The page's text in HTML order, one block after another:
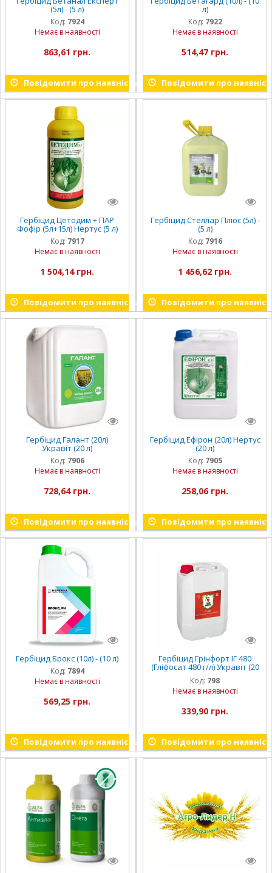
(5л) - (5 л)
Код: 7924
Немає в наявності
863,61 грн.
Повідомити про наявність
л)
Код: 7922
Немає в наявності
514,47 грн.
Повідомити про
Гербіцид Цетодим + ПАР
Фофір (5л+15л) Нертус (5 л)
Код: 7917
Немає в наявності
1 504,14 грн.
Повідомити про наявність
Гербіцид Стеллар Плюс (5л) -
(5 л)
Код: 7916
Немає в наявності
1 456,62 грн.
Повідомити про
Гербіцид Галант (20л)
Укравіт (20 л)
Код: 7906
Немає в наявності
728,64 грн.
Повідомити про наявність
Гербіцид Ефірон (20л) Нертус
(20 л)
Код: 7905
Немає в наявності
258,06 грн.
Повідомити про
Гербіцид Брокс (10л) - (10 л)
Код: 7894
Немає в наявності
569,25 грн.
Повідомити про наявність
Гербіцид Грінфорт ІГ 480
(Гліфосат 480 г/л) Укравіт (20
л)
Код: 798
Немає в наявності
339,90 грн.
Повідомити про